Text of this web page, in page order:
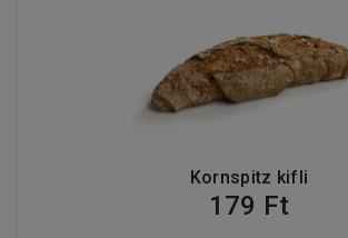
Kornspitz kifli
179 Ft